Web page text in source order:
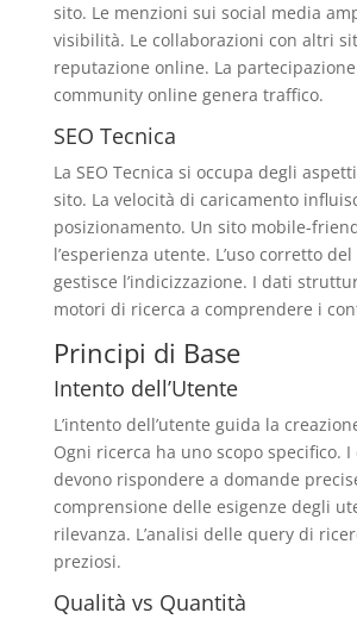
sito. Le menzioni sui social media
visibilità. Le collaborazioni con altri
reputazione online. La
community online genera traffico.
SEO Tecnica
La SEO Tecnica si occupa degli
sito. La velocità di caricamento
posizionamento. Un sito mobile-
l’esperienza utente. L’uso corretto
gestisce l’indicizzazione. I dati
motori di ricerca a comprendere i
Principi di Base
Intento dell’Utente
L’intento dell’utente guida la
Ogni ricerca ha uno scopo specifico.
devono rispondere a domande
comprensione delle esigenze degli
rilevanza. L’analisi delle query di
preziosi.
Qualità vs Quantità